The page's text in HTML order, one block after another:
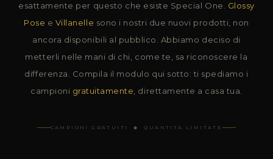
esattamente per questo che esiste Special One. Glossy
Pose e Villanelle sono i nostri due nuovi prodotti, non
ancora disponibili al pubblico. Abbiamo deciso di
metterli nelle mani di chi, come te, sa riconoscere la
differenza. Compila il modulo qui sotto: ti spediamo i
campioni gratuitamente , direttamente a casa tua.
CAMPIONI GRATUITI ◆ QUANTITÀ LIMITATE